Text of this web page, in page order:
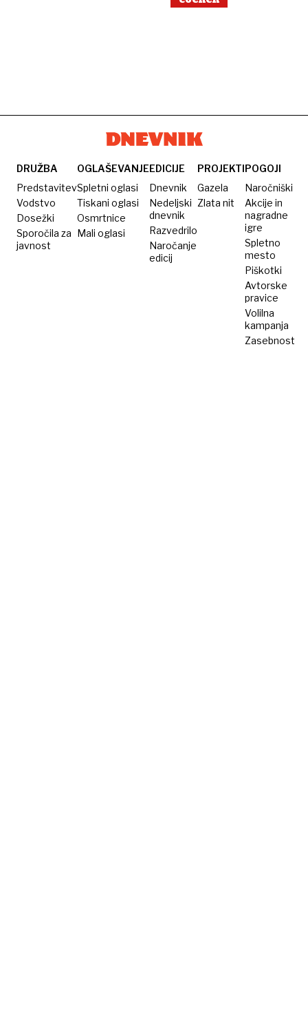
DRUŽBA
Predstavitev
Vodstvo
Dosežki
Sporočila za
javnost
OGLAŠEVANJE
Spletni oglasi
Tiskani oglasi
Osmrtnice
Mali oglasi
EDICIJE
Dnevnik
Nedeljski
dnevnik
Razvedrilo
Naročanje
edicij
PROJEKTI
Gazela
Zlata nit
POGOJI
Naročniški
Akcije in
nagradne
igre
Spletno
mesto
Piškotki
Avtorske
pravice
Volilna
kampanja
Zasebnost